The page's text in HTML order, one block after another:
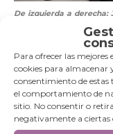
Para ofrecer las
cookies para almacenar
consentimiento de
el comportamiento de
sitio. No consentir o
negativamente a ciertas
De izquierda a derecha:
(CERAI) y Rosalía
En este panel de
entidades
agroecología.
directora delCentro
enMaracaibo,
de los huertos
Urdaneta: «En muy
evidencias en el